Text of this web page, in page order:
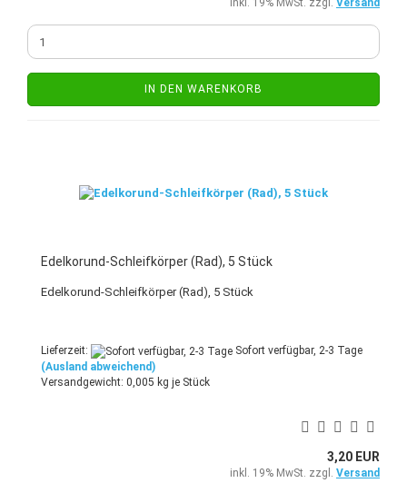
inkl. 19% MwSt. zzgl. Versand
IN DEN WARENKORB
Edelkorund-Schleifkörper (Rad), 5 Stück
Edelkorund-Schleifkörper (Rad), 5 Stück
Lieferzeit:
Sofort verfügbar, 2-3 Tage
(Ausland abweichend)
Versandgewicht: 0,005 kg je Stück
3,20 EUR
inkl. 19% MwSt. zzgl. Versand